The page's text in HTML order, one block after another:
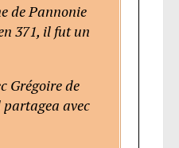
de Pannonie
371, il fut un
Grégoire de
avec